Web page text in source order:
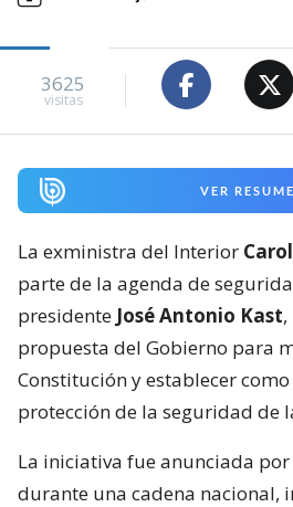
3625
visitas
VER
La exministra del Interior
parte de la agenda de
presidente José Antonio Kast
propuesta del Gobierno para
Constitución y establecer
protección de la seguridad de
La iniciativa fue anunciada
durante una cadena nacional,